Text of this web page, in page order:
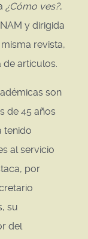
¿Cómo ves?,
y dirigida
revista,
de artículos.
son
de 45 años
tenido
al servicio
por
su
del